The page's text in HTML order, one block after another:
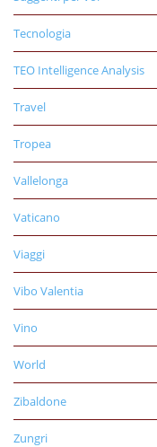
Tecnologia
TEO Intelligence Analysis
Travel
Tropea
Vallelonga
Vaticano
Viaggi
Vibo Valentia
Vino
World
Zibaldone
Zungri